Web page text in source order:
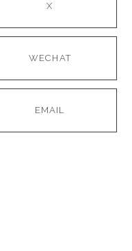
X
WECHAT
EMAIL